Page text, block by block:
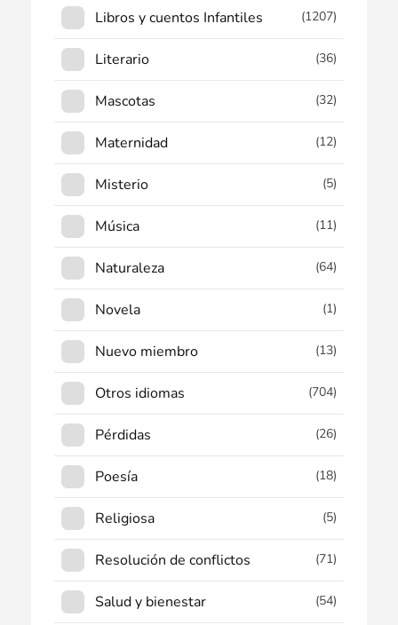
Libros y cuentos Infantiles (1207)
Literario (36)
Mascotas (32)
Maternidad (12)
Misterio (5)
Música (11)
Naturaleza (64)
Novela (1)
Nuevo miembro (13)
Otros idiomas (704)
Pérdidas (26)
Poesía (18)
Religiosa (5)
Resolución de conflictos (71)
Salud y bienestar (54)